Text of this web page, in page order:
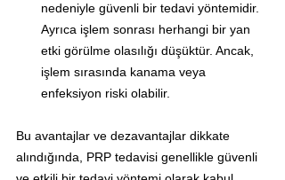
nedeniyle güvenli bir tedavi yöntemidir.
Ayrıca işlem sonrası herhangi bir yan
etki görülme olasılığı düşüktür. Ancak,
işlem sırasında kanama veya
enfeksiyon riski olabilir.
Bu avantajlar ve dezavantajlar dikkate
alındığında, PRP tedavisi genellikle güvenli